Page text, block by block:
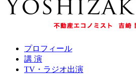
プロフィール
講 演
TV・ラジオ出演